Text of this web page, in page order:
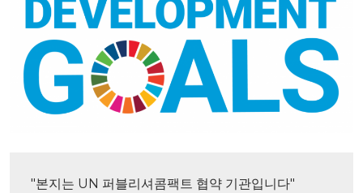
"본지는 UN 퍼블리셔콤팩트 협약 기관입니다"